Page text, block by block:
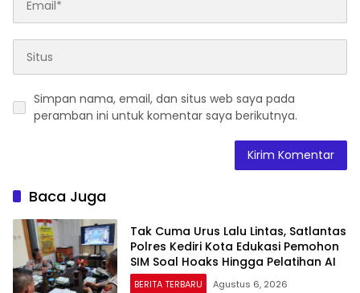
Simpan nama, email, dan situs web saya pada
peramban ini untuk komentar saya berikutnya.
Baca Juga
Tak Cuma Urus Lalu Lintas, Satlantas
Polres Kediri Kota Edukasi Pemohon
SIM Soal Hoaks Hingga Pelatihan AI
BERITA TERBARU Agustus 6, 2026